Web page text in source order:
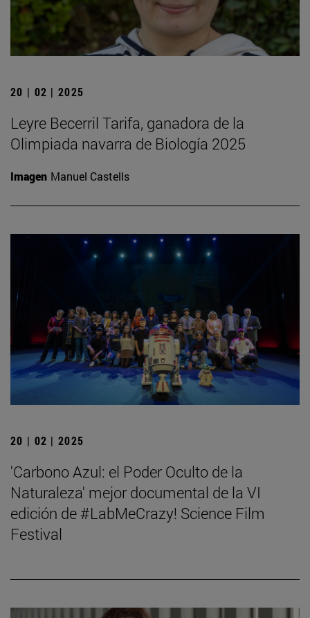
20 | 02 | 2025
Leyre Becerril Tarifa, ganadora de la
Olimpiada navarra de Biología 2025
Imagen Manuel Castells
20 | 02 | 2025
'Carbono Azul: el Poder Oculto de la
Naturaleza' mejor documental de la VI
edición de #LabMeCrazy! Science Film
Festival